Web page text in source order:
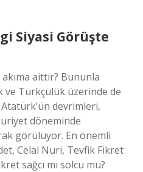
Siyasi Görüşte
aittir? Bununla
ve Türkçülük üzerinde de
devrimleri,
döneminde
görülüyor. En önemli
Celal Nuri, Tevfik Fikret
sağcı mı solcu mu?